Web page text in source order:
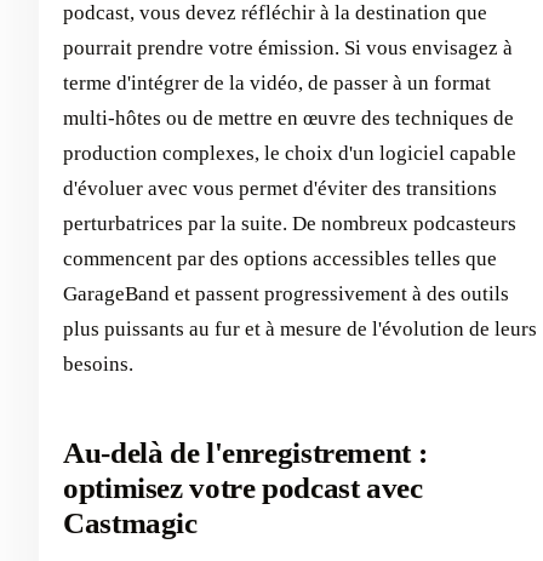
podcast, vous devez réfléchir à la destination que
pourrait prendre votre émission. Si vous envisagez à
terme d'intégrer de la vidéo, de passer à un format
multi-hôtes ou de mettre en œuvre des techniques de
production complexes, le choix d'un logiciel capable
d'évoluer avec vous permet d'éviter des transitions
perturbatrices par la suite. De nombreux podcasteurs
commencent par des options accessibles telles que
GarageBand et passent progressivement à des outils
plus puissants au fur et à mesure de l'évolution de leurs
besoins.
Au-delà de l'enregistrement :
optimisez votre podcast avec
Castmagic